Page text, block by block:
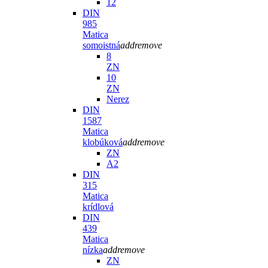
12
DIN
985
Matica
somoistnáaddremove
8
ZN
10
ZN
Nerez
DIN
1587
Matica
klobúkováaddremove
ZN
A2
DIN
315
Matica
krídlová
DIN
439
Matica
nízkaaddremove
ZN